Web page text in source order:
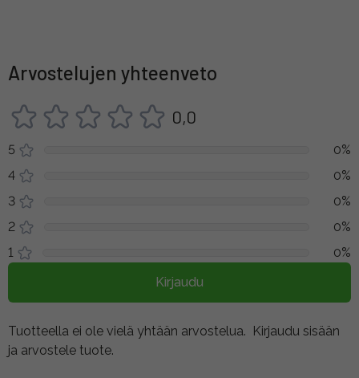
Arvostelujen yhteenveto
0,0
5
0%
4
0%
3
0%
2
0%
1
0%
Kirjaudu
Tuotteella ei ole vielä yhtään arvostelua. Kirjaudu sisään
ja arvostele tuote.